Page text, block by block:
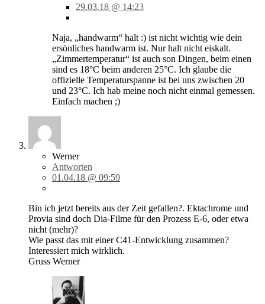
29.03.18 @ 14:23
Naja, „handwarm“ halt :) ist nicht wichtig wie dein
ersönliches handwarm ist. Nur halt nicht eiskalt.
„Zimmertemperatur“ ist auch son Dingen, beim einen
sind es 18°C beim anderen 25°C. Ich glaube die
offizielle Temperaturspanne ist bei uns zwischen 20
und 23°C. Ich hab meine noch nicht einmal gemessen.
Einfach machen ;)
Werner
Antworten
01.04.18 @ 09:59
Bin ich jetzt bereits aus der Zeit gefallen?. Ektachrome und
Provia sind doch Dia-Filme für den Prozess E-6, oder etwa
nicht (mehr)?
Wie passt das mit einer C41-Entwicklung zusammen?
Interessiert mich wirklich.
Gruss Werner